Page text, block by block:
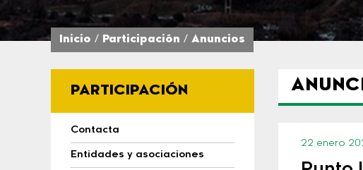
Inicio Participación Anuncios
PARTICIPACIÓN
Contacta
Entidades y asociaciones
22 enero